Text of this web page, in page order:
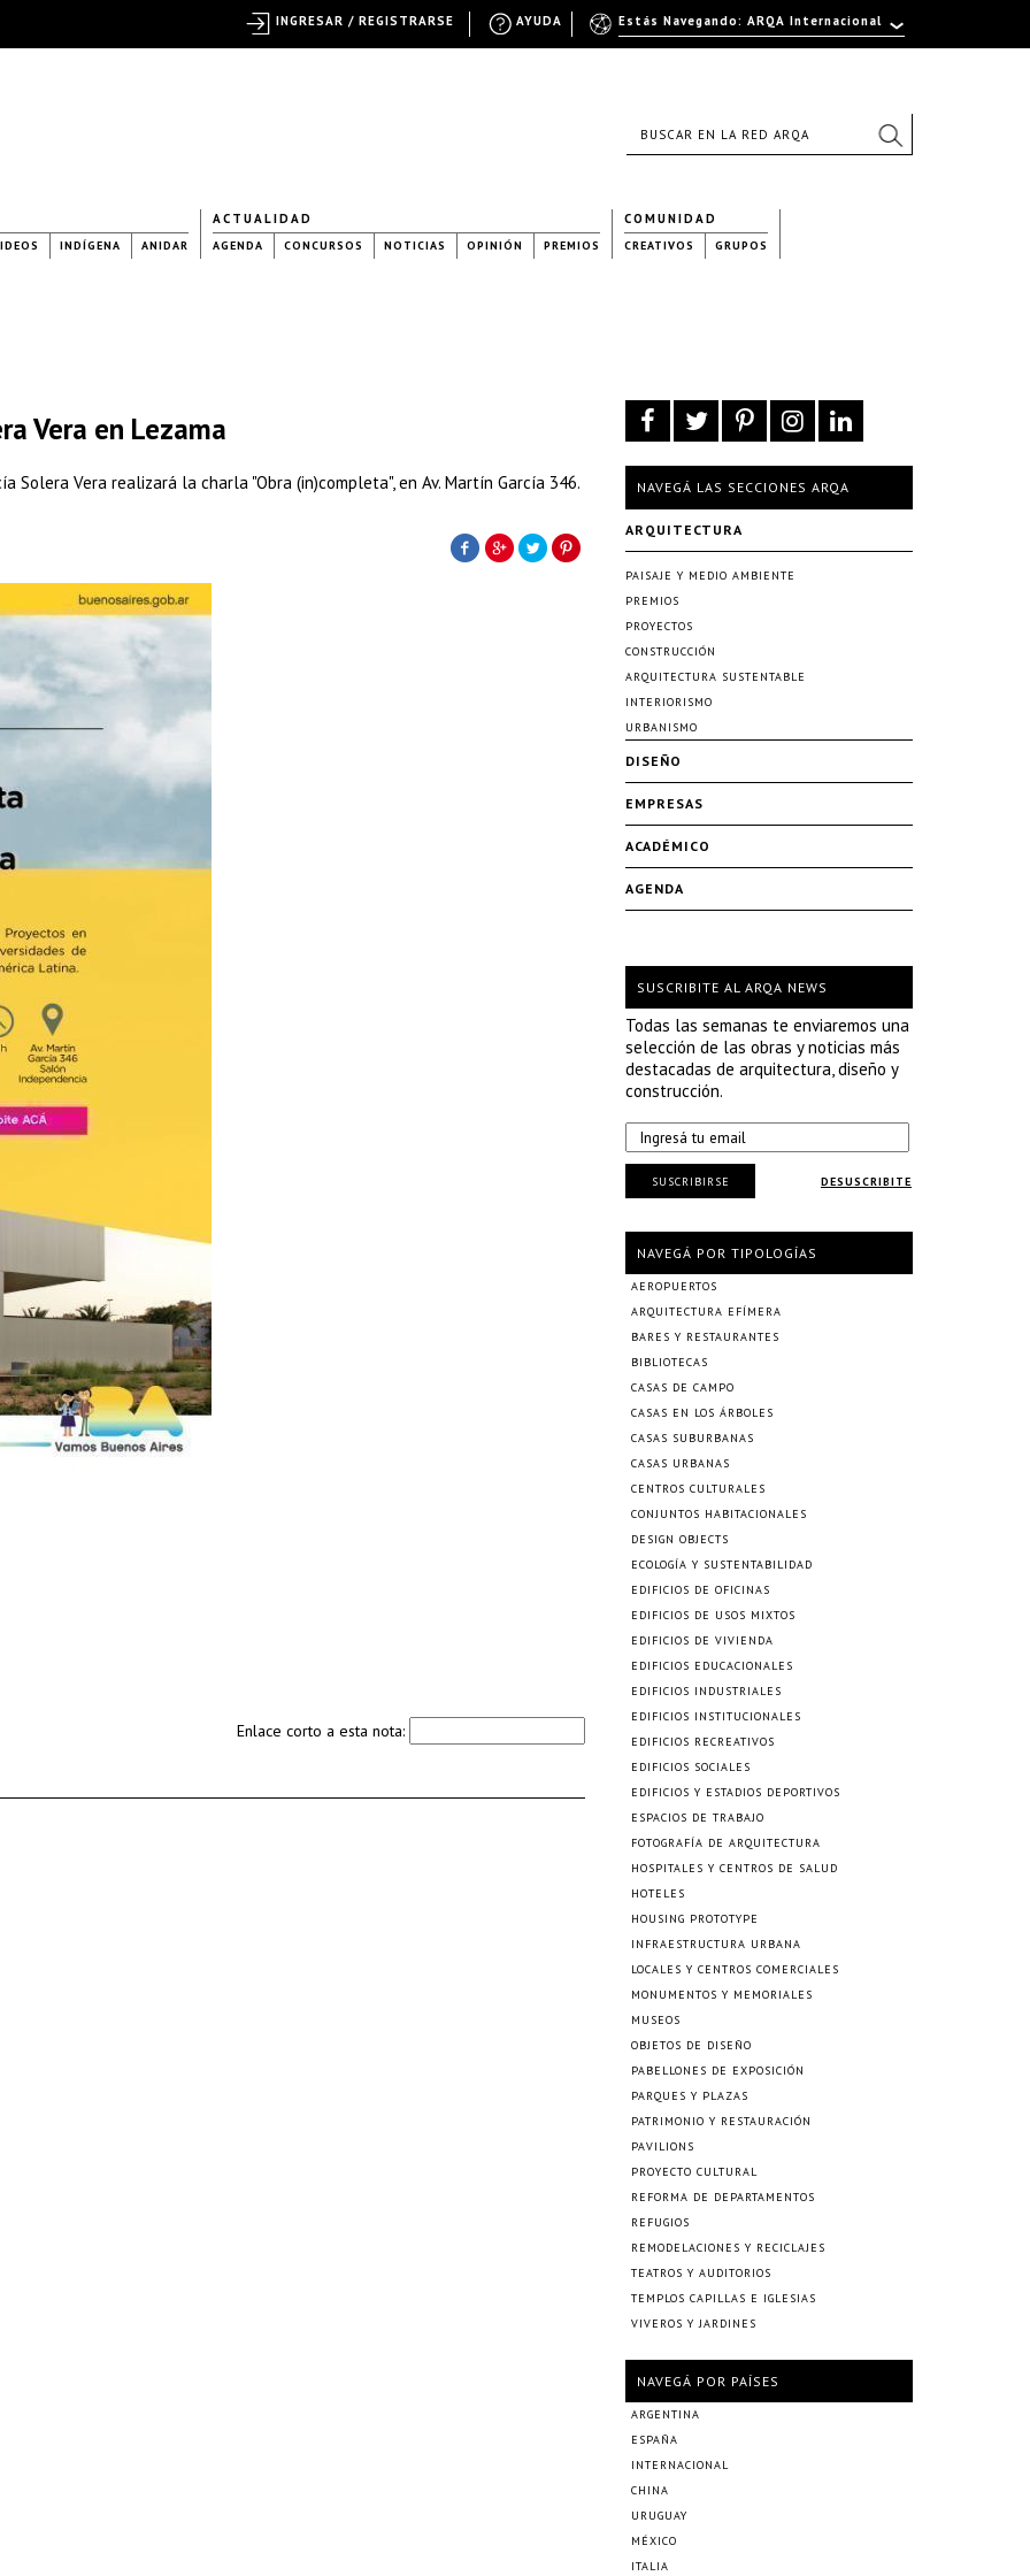
INDÍGENA ANIDAR
ACTUALIDAD
AGENDA CONCURSOS NOTICIAS OPINIÓN PREMIOS
COMUNIDAD
CREATIVOS GRUPOS
Vera en Lezama
Solera Vera realizará la charla "Obra (in)completa", en Av. Martín García 346.
Enlace corto a esta nota:
NAVEGÁ LAS SECCIONES ARQA
ARQUITECTURA
PAISAJE Y MEDIO AMBIENTE
PREMIOS
PROYECTOS
CONSTRUCCIÓN
ARQUITECTURA SUSTENTABLE
INTERIORISMO
URBANISMO
DISEÑO
EMPRESAS
ACADÉMICO
AGENDA
SUSCRIBITE AL ARQA NEWS
Todas las semanas te enviaremos una
selección de las obras y noticias más
destacadas de arquitectura, diseño y
construcción.
DESUSCRIBITE
SUSCRIBIRSE
NAVEGÁ POR TIPOLOGÍAS
AEROPUERTOS
ARQUITECTURA EFÍMERA
BARES Y RESTAURANTES
BIBLIOTECAS
CASAS DE CAMPO
CASAS EN LOS ÁRBOLES
CASAS SUBURBANAS
CASAS URBANAS
CENTROS CULTURALES
CONJUNTOS HABITACIONALES
DESIGN OBJECTS
ECOLOGÍA Y SUSTENTABILIDAD
EDIFICIOS DE OFICINAS
EDIFICIOS DE USOS MIXTOS
EDIFICIOS DE VIVIENDA
EDIFICIOS EDUCACIONALES
EDIFICIOS INDUSTRIALES
EDIFICIOS INSTITUCIONALES
EDIFICIOS RECREATIVOS
EDIFICIOS SOCIALES
EDIFICIOS Y ESTADIOS DEPORTIVOS
ESPACIOS DE TRABAJO
FOTOGRAFÍA DE ARQUITECTURA
HOSPITALES Y CENTROS DE SALUD
HOTELES
HOUSING PROTOTYPE
INFRAESTRUCTURA URBANA
LOCALES Y CENTROS COMERCIALES
MONUMENTOS Y MEMORIALES
MUSEOS
OBJETOS DE DISEÑO
PABELLONES DE EXPOSICIÓN
PARQUES Y PLAZAS
PATRIMONIO Y RESTAURACIÓN
PAVILIONS
PROYECTO CULTURAL
REFORMA DE DEPARTAMENTOS
REFUGIOS
REMODELACIONES Y RECICLAJES
TEATROS Y AUDITORIOS
TEMPLOS CAPILLAS E IGLESIAS
VIVEROS Y JARDINES
NAVEGÁ POR PAÍSES
ARGENTINA
ESPAÑA
INTERNACIONAL
CHINA
URUGUAY
MÉXICO
ITALIA
Estás Navegando: ARQA Internacional
AYUDA
INGRESAR / REGISTRARSE